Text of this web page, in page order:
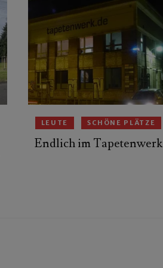
LEUTE SCHÖNE PLÄTZE
Endlich im Tapetenwerk